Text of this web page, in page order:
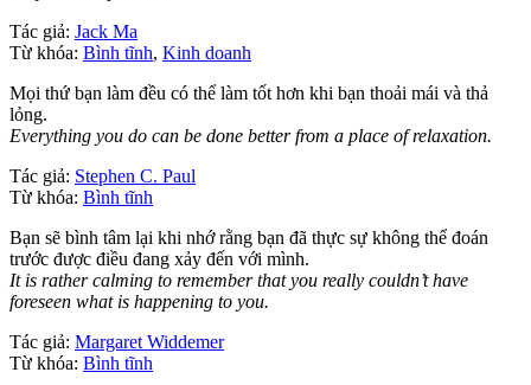
Tác giả: Jack Ma
Từ khóa: Bình tĩnh, Kinh doanh
Mọi thứ bạn làm đều có thể làm tốt hơn khi bạn thoải mái và thả
lỏng.
Everything you do can be done better from a place of relaxation.
Tác giả: Stephen C. Paul
Từ khóa: Bình tĩnh
Bạn sẽ bình tâm lại khi nhớ rằng bạn đã thực sự không thể đoán
trước được điều đang xảy đến với mình.
It is rather calming to remember that you really couldn’t have
foreseen what is happening to you.
Tác giả: Margaret Widdemer
Từ khóa: Bình tĩnh